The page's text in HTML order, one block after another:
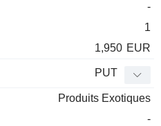
-
1
1,950 EUR
PUT
Produits Exotiques
-